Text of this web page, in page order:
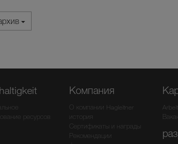
ресурсов
Компания
О компании Hagleitner
история
Сертификаты и награды
Рекомендации